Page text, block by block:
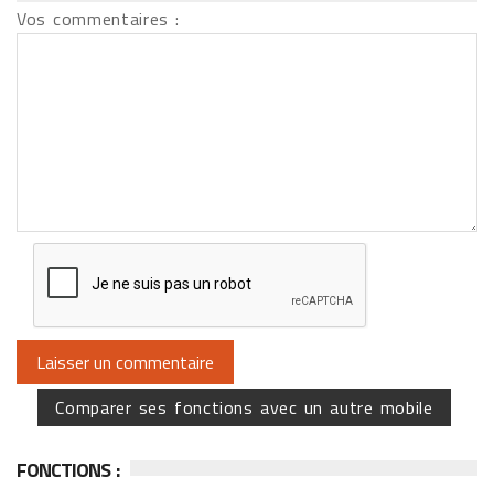
Vos commentaires :
Comparer ses fonctions avec un autre mobile
FONCTIONS :